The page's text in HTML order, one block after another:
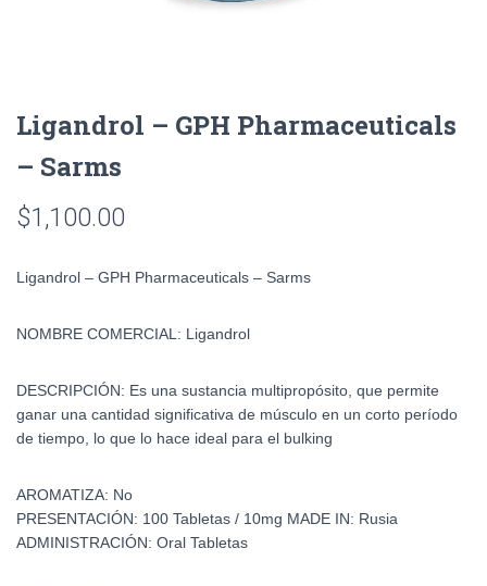
Ligandrol – GPH Pharmaceuticals
– Sarms
$1,100.00
Ligandrol – GPH Pharmaceuticals – Sarms
NOMBRE COMERCIAL: Ligandrol
DESCRIPCIÓN: Es una sustancia multipropósito, que permite
ganar una cantidad significativa de músculo en un corto período
de tiempo, lo que lo hace ideal para el bulking
AROMATIZA: No
PRESENTACIÓN: 100 Tabletas / 10mg MADE IN: Rusia
ADMINISTRACIÓN: Oral Tabletas